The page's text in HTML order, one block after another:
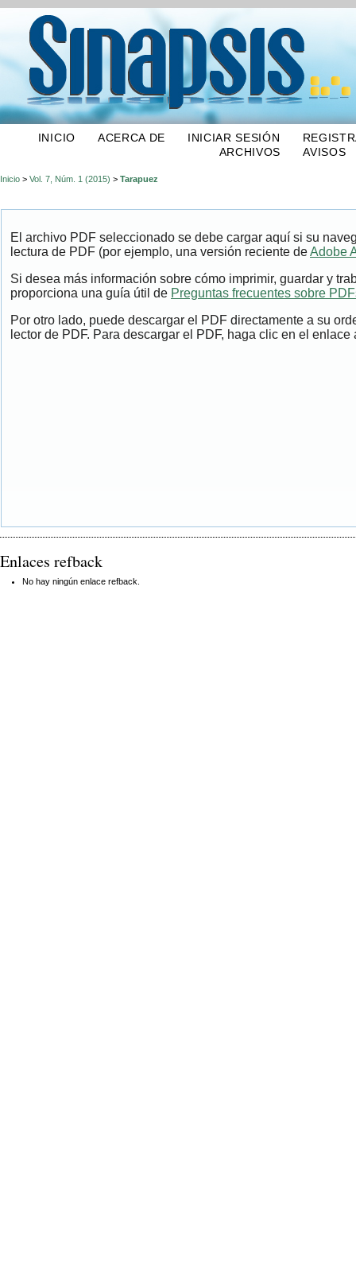
INICIO ACERCA DE INICIAR SESIÓN
ARCHIVOS
AVISOS
Inicio > Vol. 7, Núm. 1 (2015) > Tarapuez
El archivo PDF seleccionado se debe cargar aquí si su
lectura de PDF (por ejemplo, una versión reciente deAdobe
Si desea más información sobre cómo imprimir, guardar y
proporciona una guía útil de Preguntas frecuentes sobre
Por otro lado, puede descargar el PDF directamente a su
lector de PDF. Para descargar el PDF, haga clic en el enlace
Enlaces refback
No hay ningún enlace refback.